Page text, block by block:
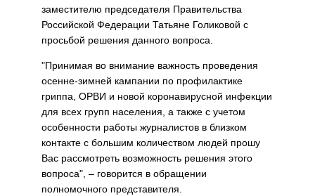
заместителю председателя Правительства
Российской Федерации Татьяне Голиковой с
просьбой решения данного вопроса.
"Принимая во внимание важность проведения
осенне-зимней кампании по профилактике
гриппа, ОРВИ и новой коронавирусной инфекции
для всех групп населения, а также с учетом
особенности работы журналистов в близком
контакте с большим количеством людей прошу
Вас рассмотреть возможность решения этого
вопроса", – говорится в обращении
полномочного представителя.